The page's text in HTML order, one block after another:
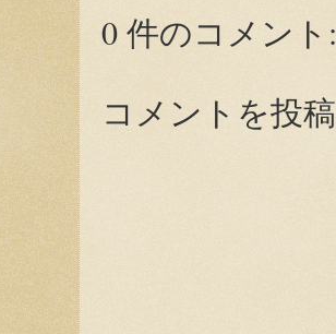
0 件のコメント:
コメントを投稿